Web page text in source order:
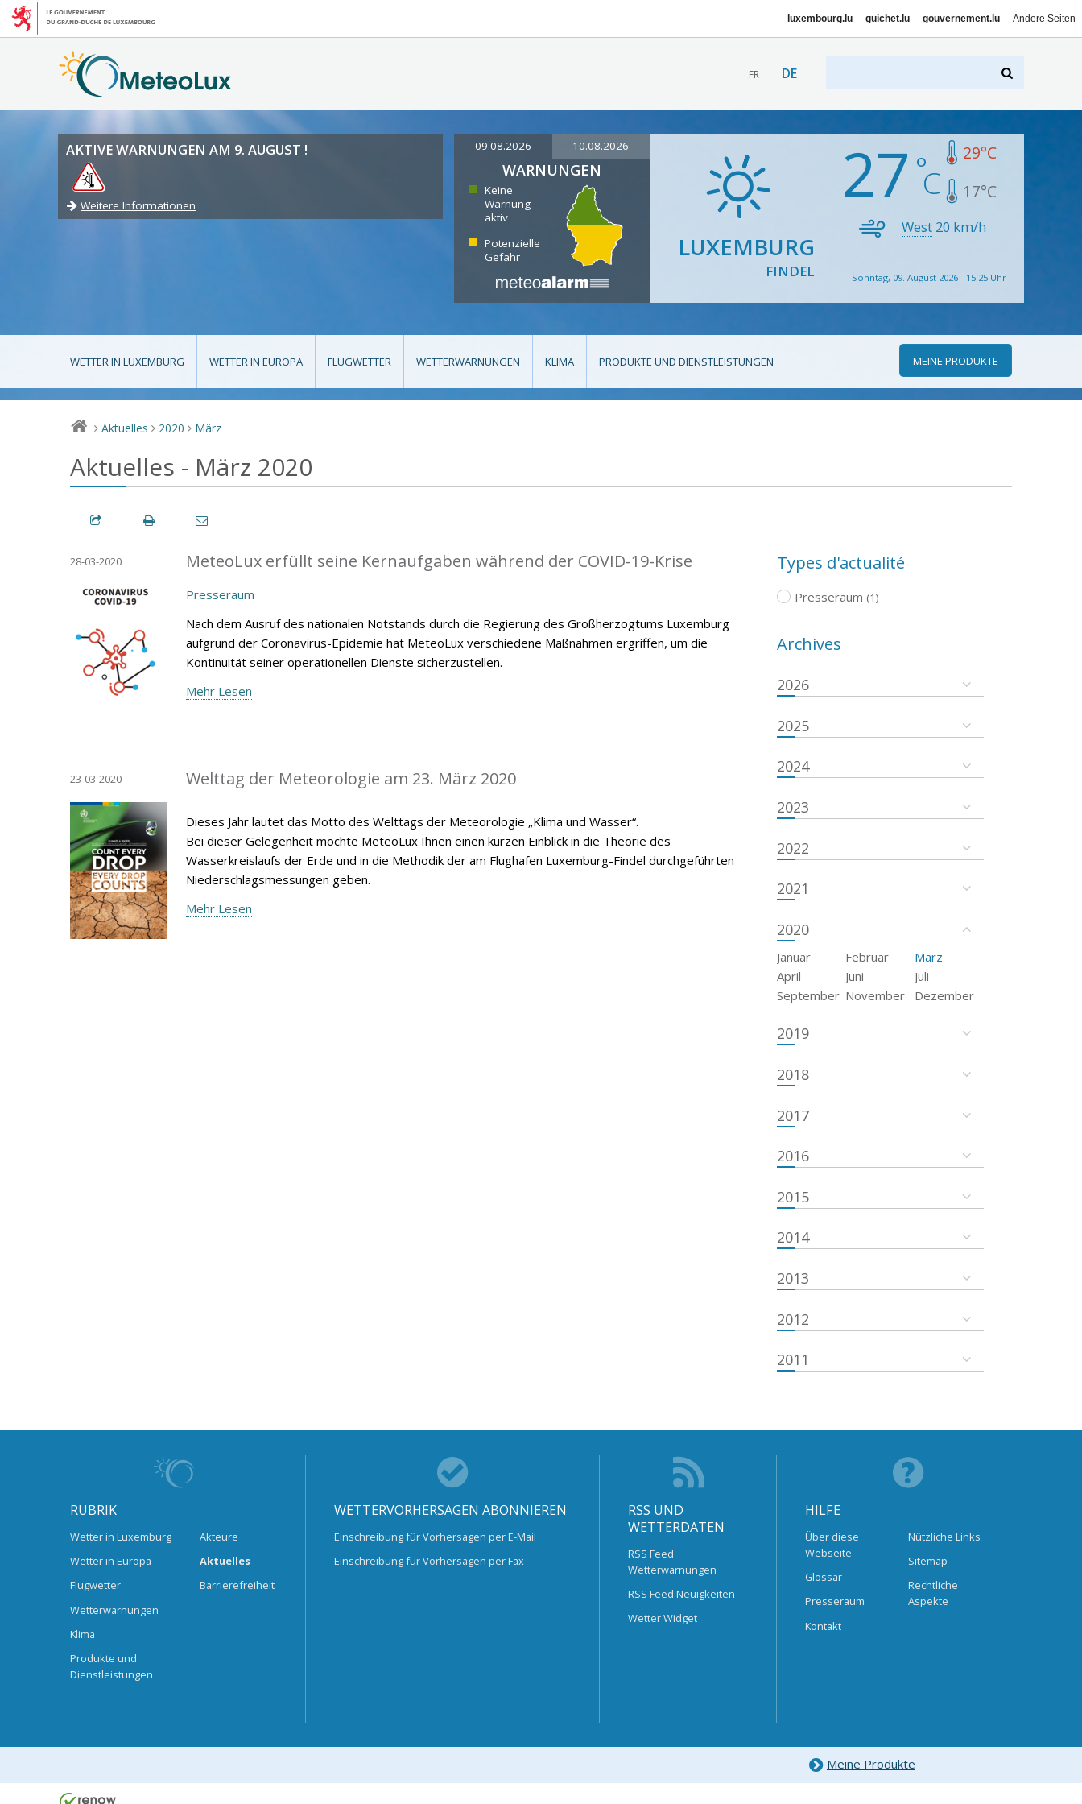
luxembourg.lu guichet.lu gouvernement.lu Andere Seiten
FR DE
AKTIVE WARNUNGEN AM 9. AUGUST !
Weitere Informationen
09.08.2026 10.08.2026
WARNUNGEN
Keine
Warnung
aktiv
Potenzielle
Gefahr
LUXEMBURG
FINDEL
27 29°C
17°C
West 20 km/h
Sonntag, 09. August 2026 - 15:25 Uhr
WETTER IN LUXEMBURG WETTER IN EUROPA FLUGWETTER WETTERWARNUNGEN KLIMA PRODUKTE UND DIENSTLEISTUNGEN MEINE PRODUKTE
> Aktuelles > 2020 > März
Aktuelles - März 2020
MeteoLux erfüllt seine Kernaufgaben während der COVID-19-Krise
28-03-2020
Presseraum
Nach dem Ausruf des nationalen Notstands durch die Regierung des Großherzogtums Luxemburg
aufgrund der Coronavirus-Epidemie hat MeteoLux verschiedene Maßnahmen ergriffen, um die
Kontinuität seiner operationellen Dienste sicherzustellen.
Mehr Lesen
Welttag der Meteorologie am 23. März 2020
23-03-2020
Dieses Jahr lautet das Motto des Welttags der Meteorologie „Klima und Wasser“.
Bei dieser Gelegenheit möchte MeteoLux Ihnen einen kurzen Einblick in die Theorie des
Wasserkreislaufs der Erde und in die Methodik der am Flughafen Luxemburg-Findel durchgeführten
Niederschlagsmessungen geben.
Mehr Lesen
Types d'actualité
Presseraum (1)
Archives
2026
2025
2024
2023
2022
2021
2020
Januar Februar
März
April
Juni
Juli
September November Dezember
2019
2018
2017
2016
2015
2014
2013
2012
2011
RUBRIK
Wetter in Luxemburg
Wetter in Europa
Flugwetter
Wetterwarnungen
Klima
Produkte und
Dienstleistungen
Akteure
Aktuelles
Barrierefreiheit
WETTERVORHERSAGEN ABONNIEREN
Einschreibung für Vorhersagen per E-Mail
Einschreibung für Vorhersagen per Fax
RSS UND
WETTERDATEN
RSS Feed
Wetterwarnungen
RSS Feed Neuigkeiten
Wetter Widget
HILFE
Über diese
Webseite
Glossar
Presseraum
Kontakt
Nützliche Links
Sitemap
Rechtliche
Aspekte
Meine Produkte